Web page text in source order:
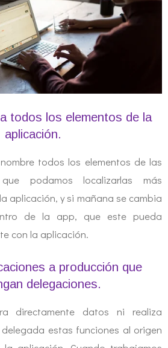
todos los elementos de la
aplicación.
todos los elementos de las
podamos localizarlas más
aplicación, y si mañana se cambia
de la app, que este pueda
con la aplicación.
a producción que
delegaciones.
directamente datos ni realiza
estas funciones al origen